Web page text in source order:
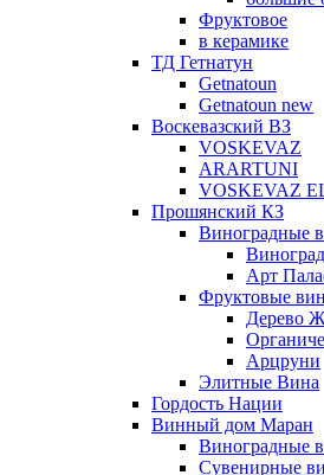
Фруктовое
в керамике
ТД Гетнатун
Getnatoun
Getnatoun new
Воскевазский ВЗ
VOSKEVAZ
ARARTUNI
VOSKEVAZ
Прошянский КЗ
Виноградные
Арт
Фруктовые
Дерево
Арцруни
Элитные Вина
Гордость Нации
Винный дом Маран
Виноградные
Сувенирные